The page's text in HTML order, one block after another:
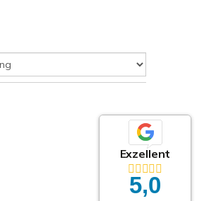
Exzellent
5,0